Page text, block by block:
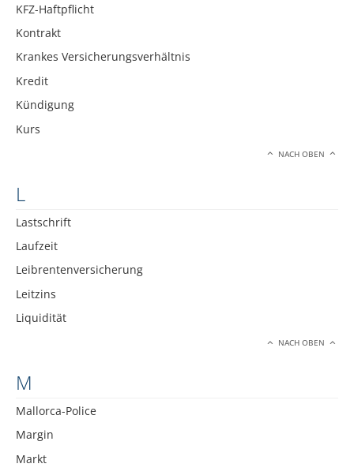
KFZ-Haftpflicht
Kontrakt
Krankes Versicherungsverhältnis
Kredit
Kündigung
Kurs
NACH OBEN
L
Lastschrift
Laufzeit
Leibrentenversicherung
Leitzins
Liquidität
NACH OBEN
M
Mallorca-Police
Margin
Markt